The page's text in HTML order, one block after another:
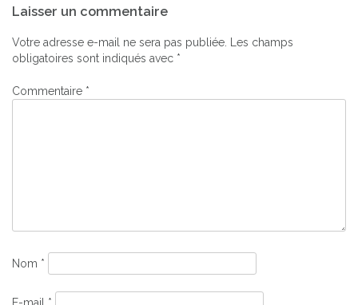
de
l’article
Laisser un commentaire
Votre adresse e-mail ne sera pas publiée. Les champs
obligatoires sont indiqués avec *
Commentaire *
Nom *
E-mail *